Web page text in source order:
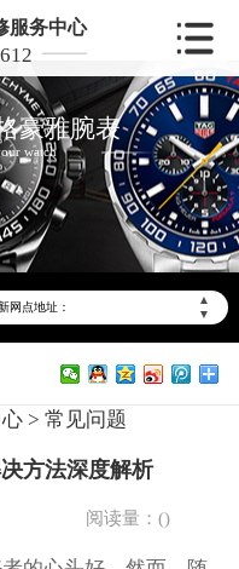
服务中心
豪雅腕表
watch
▲
▼
络优化升级公告
户服务热线：400-801-5612
网点地址：
北京市东城区东长安街1号东方广场写字楼W3座6层602室（需提前预约）
北京市朝阳区建国门外大街甲6号华熙国际中心写字楼D座11层1102室（需提前预约）
> 常见问题
方法深度解析
阅读量：()